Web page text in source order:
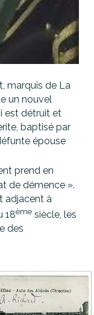
marquis de La
un nouvel
est détruit et
baptisé par
épouse
prend en
de démence ».
adjacent à
18ème siècle, les
des